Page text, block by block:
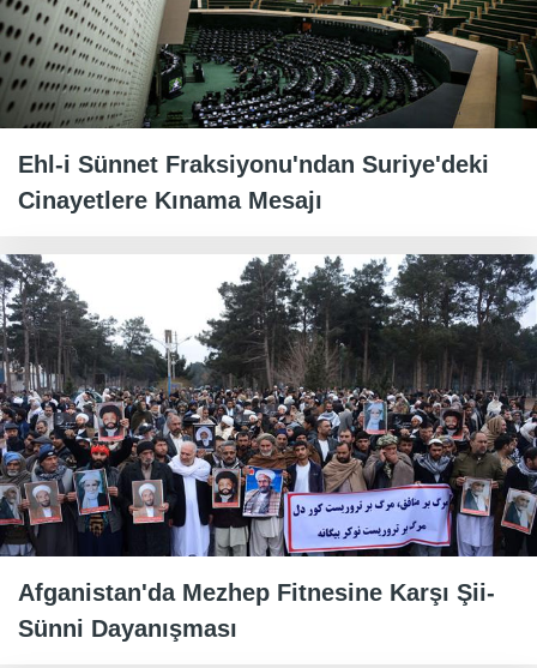
Ehl-i Sünnet Fraksiyonu'ndan Suriye'deki
Cinayetlere Kınama Mesajı
Afganistan'da Mezhep Fitnesine Karşı Şii-
Sünni Dayanışması